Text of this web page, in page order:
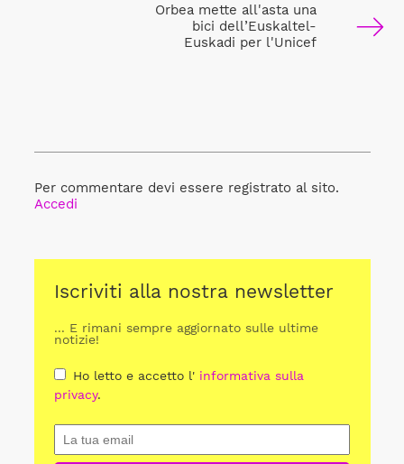
Orbea mette all'asta una
bici dell’Euskaltel-
Euskadi per l'Unicef
Per commentare devi essere registrato al sito.
Accedi
Iscriviti alla nostra newsletter
... E rimani sempre aggiornato sulle ultime
notizie!
Ho letto e accetto l' informativa sulla
privacy.